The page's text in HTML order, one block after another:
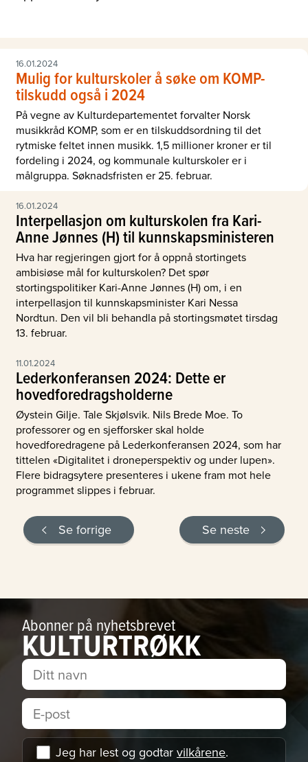
16.01.2024
Mulig for kulturskoler å søke om KOMP-
tilskudd også i 2024
På vegne av Kulturdepartementet forvalter Norsk
musikkråd KOMP, som er en tilskuddsordning til det
rytmiske feltet innen musikk. 1,5 millioner kroner er til
fordeling i 2024, og kommunale kulturskoler er i
målgruppa. Søknadsfristen er 25. februar.
16.01.2024
Interpellasjon om kulturskolen fra Kari-
Anne Jønnes (H) til kunnskapsministeren
Hva har regjeringen gjort for å oppnå stortingets
ambisiøse mål for kulturskolen? Det spør
stortingspolitiker Kari-Anne Jønnes (H) om, i en
interpellasjon til kunnskapsminister Kari Nessa
Nordtun. Den vil bli behandla på stortingsmøtet tirsdag
13. februar.
11.01.2024
Lederkonferansen 2024: Dette er
hovedforedragsholderne
Øystein Gilje. Tale Skjølsvik. Nils Brede Moe. To
professorer og en sjefforsker skal holde
hovedforedragene på Lederkonferansen 2024, som har
tittelen «Digitalitet i droneperspektiv og under lupen».
Flere bidragsytere presenteres i ukene fram mot hele
programmet slippes i februar.
Se forrige Se neste
Abonner på nyhetsbrevet
KULTURTRØKK
Jeg har lest og godtar vilkårene.